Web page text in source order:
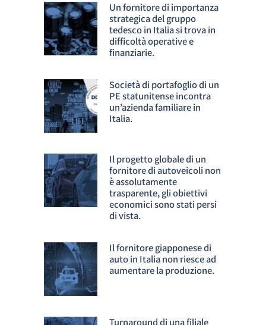
Un fornitore di importanza
strategica del gruppo
tedesco in Italia si trova in
difficoltà operative e
finanziarie.
Società di portafoglio di un
PE statunitense incontra
un’azienda familiare in
Italia.
Il progetto globale di un
fornitore di autoveicoli non
è assolutamente
trasparente, gli obiettivi
economici sono stati persi
di vista.
Il fornitore giapponese di
auto in Italia non riesce ad
aumentare la produzione.
Turnaround di una filiale